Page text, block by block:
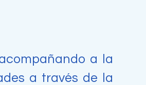
a la
a través de la